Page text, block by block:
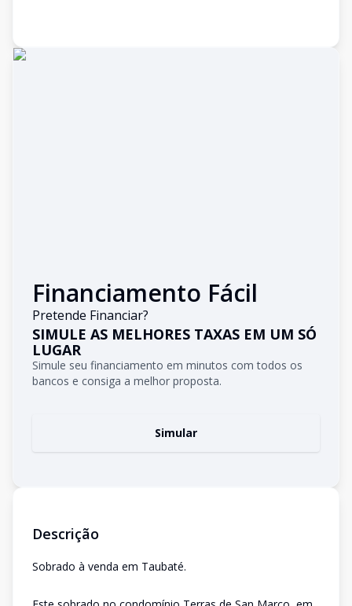
Financiamento Fácil
Pretende Financiar?
SIMULE AS MELHORES TAXAS EM UM SÓ
LUGAR
Simule seu financiamento em minutos com todos os
bancos e consiga a melhor proposta.
Simular
Descrição
Sobrado à venda em Taubaté.